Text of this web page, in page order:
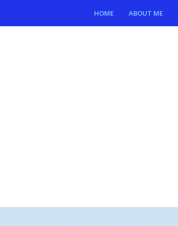
HOME ABOUT ME